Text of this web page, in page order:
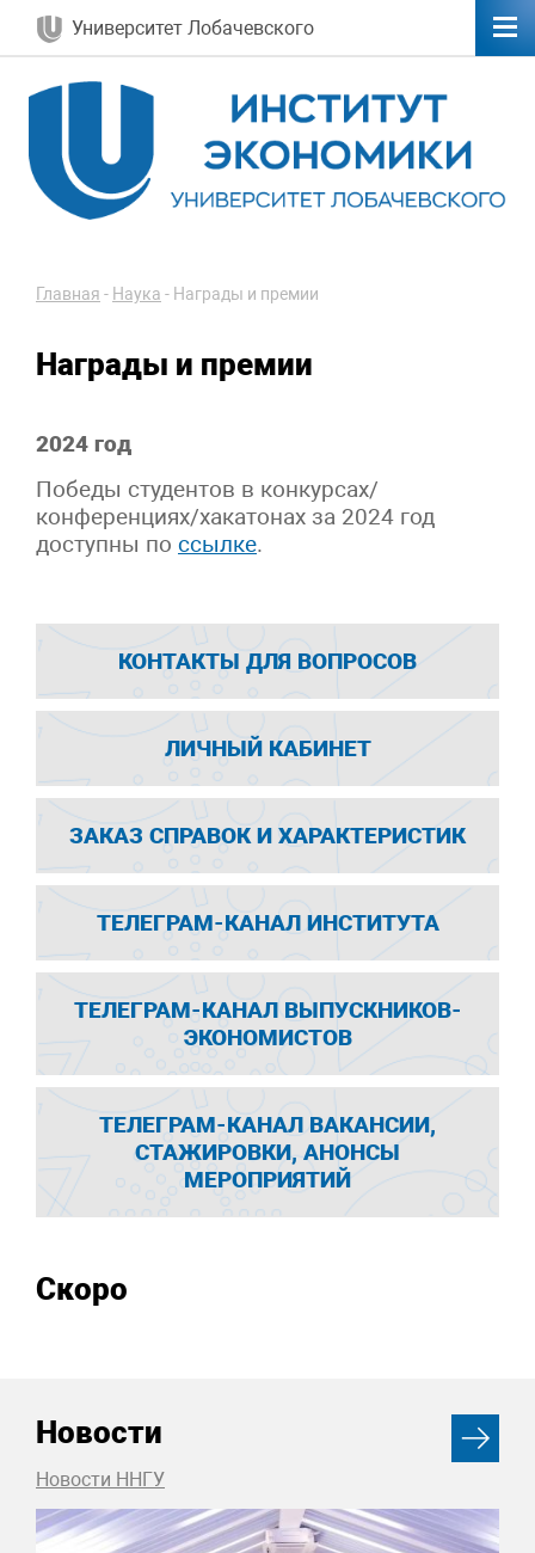
Университет Лобачевского
Главная - Наука - Награды и премии
Награды и премии
2024 год
Победы студентов в конкурсах/
конференциях/хакатонах за 2024 год
доступны по ссылке.
КОНТАКТЫ ДЛЯ ВОПРОСОВ
ЛИЧНЫЙ КАБИНЕТ
ЗАКАЗ СПРАВОК И ХАРАКТЕРИСТИК
ТЕЛЕГРАМ-КАНАЛ ИНСТИТУТА
ТЕЛЕГРАМ-КАНАЛ ВЫПУСКНИКОВ-
ЭКОНОМИСТОВ
ТЕЛЕГРАМ-КАНАЛ ВАКАНСИИ,
СТАЖИРОВКИ, АНОНСЫ
МЕРОПРИЯТИЙ
Скоро
Новости
Новости ННГУ